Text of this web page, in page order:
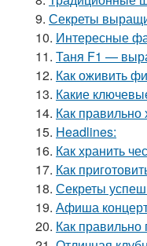
9. Секреты
10. Интересные
11. Таня F1 —
12. Как оживить
13. Какие
14. Как правильно
15. Headlines:
16. Как хранить
17. Как
18. Секреты
19. Афиша
20. Как правильно